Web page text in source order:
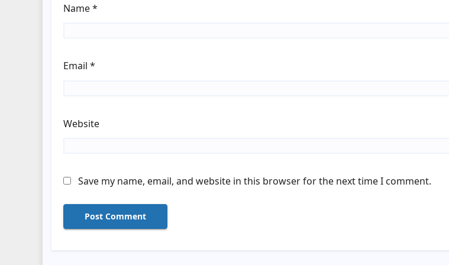
Name*
Email *
Website
Save my name, email, and website in this browser for the next time I comment.